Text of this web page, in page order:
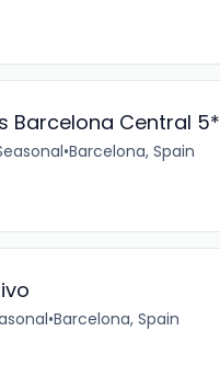
Barcelona Central 5*
•Barcelona, Spain
•Barcelona, Spain